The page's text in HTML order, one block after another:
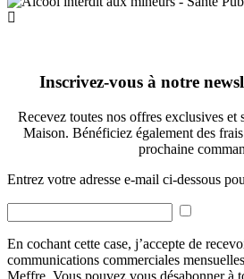
Inscrivez-vous à notre
Recevez toutes nos offres exclusives et
Maison. Bénéficiez également des
prochaine
Entrez votre adresse e-mail ci-dessous
En cochant cette case, j’accepte de
communications commerciales
Meffre. Vous pouvez vous désabonner à